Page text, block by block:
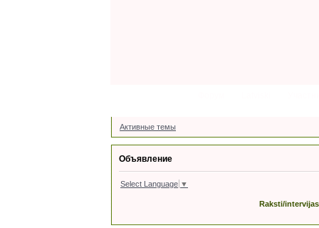
Активные темы
Объявление
Select Language ▼
Raksti/